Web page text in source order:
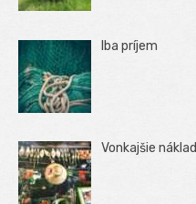
Iba príjem
Vonkajšie náklad